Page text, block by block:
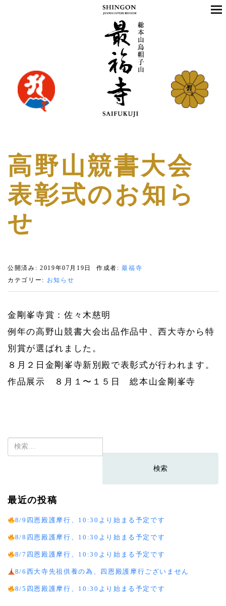
高野山競書大会
表彰式のお知ら
せ
公開済み: 2019年07月19日 作成者:最福寺
カテゴリー: お知らせ
金剛峯寺賞：佐々木慈明
例年の高野山競書大会出品作品中、西大寺から特
別賞が選ばれました。
８月２日金剛峯寺新別殿で表彰式が行われます。
作品展示 ８月１〜１５日 総本山金剛峯寺
検
索:
最近の投稿
8/9四恩殿護摩行、10:30より始まる予定です
8/8四恩殿護摩行、10:30より始まる予定です
8/7四恩殿護摩行、10:30より始まる予定です
8/6西大寺先祖供養の為、四恩殿護摩行ございません
8/5四恩殿護摩行、10:30より始まる予定です